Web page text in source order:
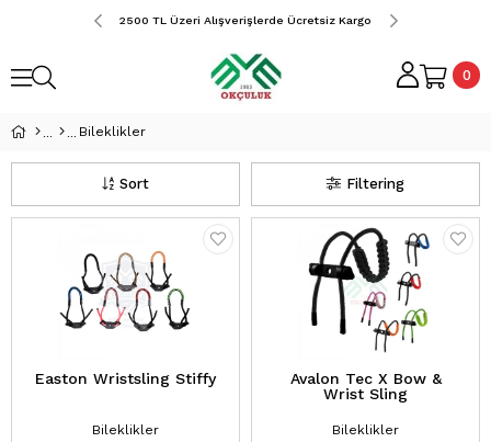
Ücretsiz Kargo 2500 TL Üzeri Alışverişlerde Ücretsiz Kargo 2500 TL Üzeri
0
Bileklikler
Filtering
Sort
Easton Wristsling Stiffy
Bileklikler
Avalon Tec X Bow &
Wrist Sling
Bileklikler